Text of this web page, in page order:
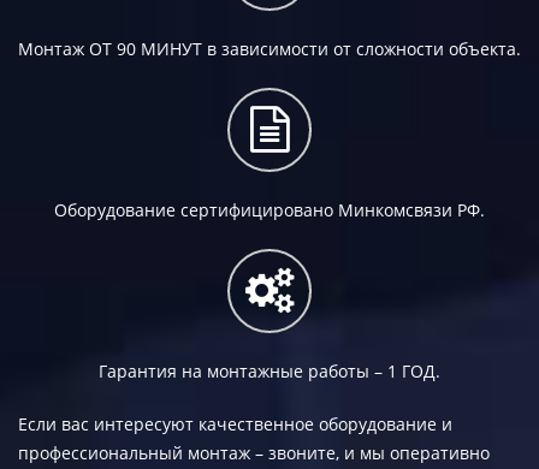
Монтаж ОТ 90 МИНУТ в зависимости от сложности объекта.
Оборудование сертифицировано Минкомсвязи РФ.
Гарантия на монтажные работы – 1 ГОД.
Если вас интересуют качественное оборудование и
профессиональный монтаж – звоните, и мы оперативно